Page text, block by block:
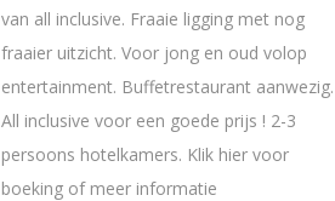
van all inclusive. Fraaie ligging met nog
fraaier uitzicht. Voor jong en oud volop
entertainment. Buffetrestaurant aanwezig.
All inclusive voor een goede prijs ! 2-3
persoons hotelkamers. Klik hier voor
boeking of meer informatie